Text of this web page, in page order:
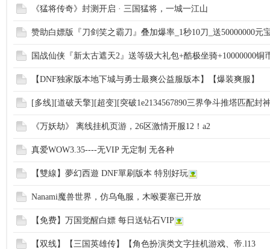
《猛将传奇》封测开启 · 三国猛将，一城一江山
赞助白嫖版『刀剑笑之霸刀』叠加爆率_1秒10刀_送50000000元
国战仙侠『新太古遮天2』送等级大礼包+酷极坐骑+10000000铜
【DNF独家版本地下城与勇士最爽公益服版本】【爆装爽服】
[多线][道破天擎][超变][突破1e2134567890三界争斗推塔匹配封
《万妖劫》 离线挂机页游，26区激情开服12！a2
真爱WOW3.35----无VIP 无定制 无各种
【雙線】夢幻西遊 DNF單刷版本 特別好玩
Nanami魔兽世界，仿乌龟服，木喉要塞已开放
【免费】万国觉醒白嫖 每日送钻石VIP
【双线】【三国英雄传】【角色扮演类文字挂机游戏、帝.l13